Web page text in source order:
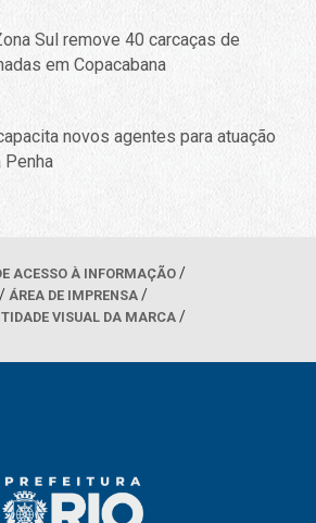
Sul remove 40 carcaças de
em Copacabana
novos agentes para atuação
Penha
ACESSO À INFORMAÇÃO
ÁREA DE IMPRENSA
VISUAL DA MARCA